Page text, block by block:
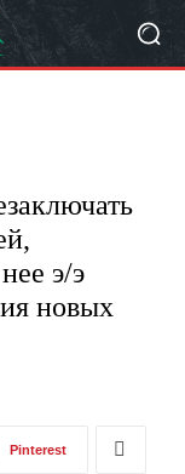
э/э
новых
Pinterest